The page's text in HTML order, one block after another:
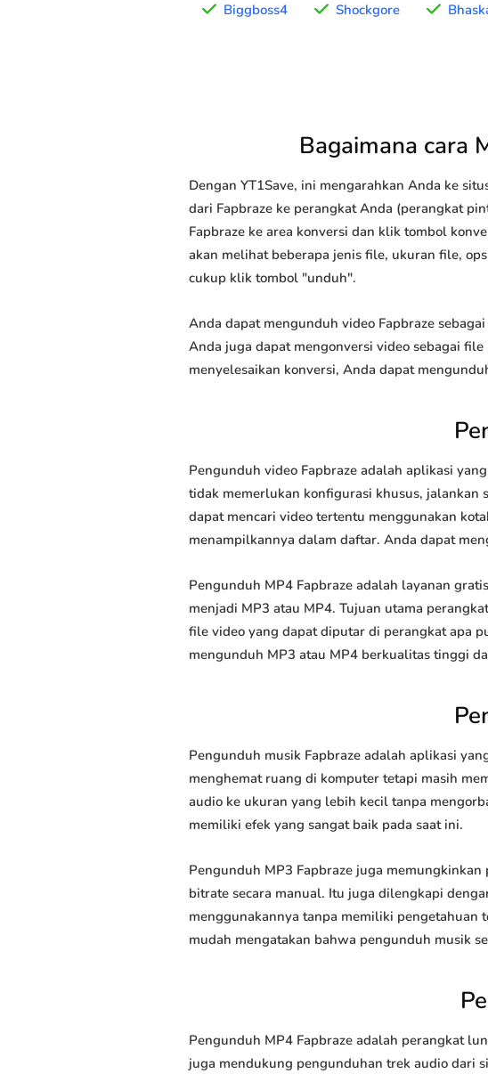
Biggboss4 Shockgore
Bagaimana cara
Dengan YT1Save, ini mengarahkan Anda ke
dari Fapbraze ke perangkat Anda (perangkat
Fapbraze ke area konversi dan klik tombol
akan melihat beberapa jenis file, ukuran file,
cukup klik tombol "unduh".
Anda dapat mengunduh video Fapbraze
Anda juga dapat mengonversi video sebagai
menyelesaikan konversi, Anda dapat
Pengunduh video Fapbraze adalah aplikasi
tidak memerlukan konfigurasi khusus, jalankan
dapat mencari video tertentu menggunakan
menampilkannya dalam daftar. Anda dapat
Pengunduh MP4 Fapbraze adalah layanan
menjadi MP3 atau MP4. Tujuan utama
file video yang dapat diputar di perangkat apa
mengunduh MP3 atau MP4 berkualitas tinggi
Pengunduh musik Fapbraze adalah aplikasi
menghemat ruang di komputer tetapi masih
audio ke ukuran yang lebih kecil tanpa
memiliki efek yang sangat baik pada saat ini.
Pengunduh MP3 Fapbraze juga
bitrate secara manual. Itu juga dilengkapi
menggunakannya tanpa memiliki pengetahuan
mudah mengatakan bahwa pengunduh musik
Pengunduh MP4 Fapbraze adalah perangkat
juga mendukung pengunduhan trek audio dari